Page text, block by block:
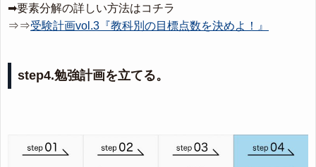
➡要素分解の詳しい方法はコチラ
⇒⇒受験計画vol.3『教科別の目標点数を決めよ！』
step4.勉強計画を立てる。